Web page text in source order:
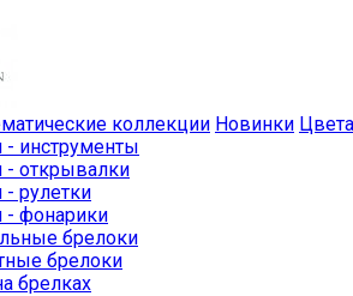
коллекции Новинки Цвета
- инструменты
- открывалки
рулетки
- фонарики
брелоки
брелоки
брелках